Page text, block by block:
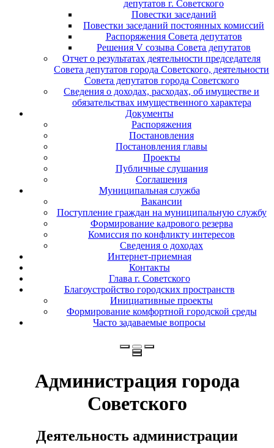
депутатов г. Советского
Повестки заседаний
Повестки заседаний постоянных комиссий
Распоряжения Совета депутатов
Решения V созыва Совета депутатов
Отчет о результатах деятельности председателя
Совета депутатов города Советского, деятельности
Совета депутатов города Советского
Сведения о доходах, расходах, об имуществе и
обязательствах имущественного характера
Документы
Распоряжения
Постановления
Постановления главы
Проекты
Публичные слушания
Соглашения
Муниципальная служба
Вакансии
Поступление граждан на муниципальную службу
Формирование кадрового резерва
Комиссия по конфликту интересов
Сведения о доходах
Интернет-приемная
Контакты
Глава г. Советского
Благоустройство городских пространств
Инициативные проекты
Формирование комфортной городской среды
Часто задаваемые вопросы
Администрация города
Советского
Деятельность администрации